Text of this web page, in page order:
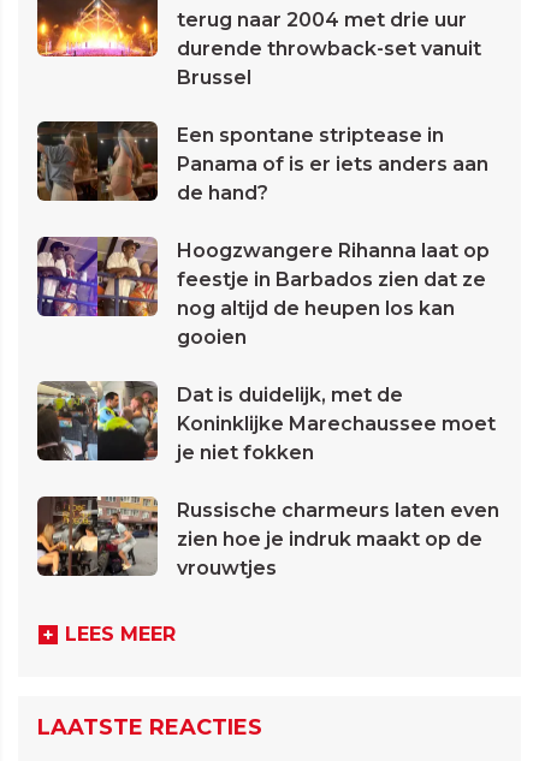
terug naar 2004 met drie uur
durende throwback-set vanuit
Brussel
Een spontane striptease in
Panama of is er iets anders aan
de hand?
Hoogzwangere Rihanna laat op
feestje in Barbados zien dat ze
nog altijd de heupen los kan
gooien
Dat is duidelijk, met de
Koninklijke Marechaussee moet
je niet fokken
Russische charmeurs laten even
zien hoe je indruk maakt op de
vrouwtjes
LEES MEER
LAATSTE REACTIES